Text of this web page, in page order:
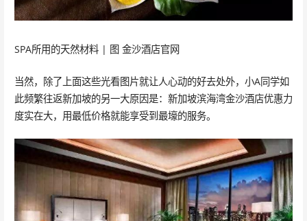
SPA所用的天然材料 | 图 金沙酒店官网
当然，除了上面这些光看图片就让人心动的好去处外，小A同学如
此频繁往返新加坡的另一大原因是：新加坡滨海湾金沙酒店优惠力
度实在大，用最低价格就能享受到最壕的服务。